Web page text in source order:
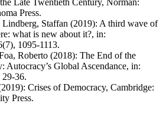
Press.
Staffan (2019): A third wave of
what is new about it?, in:
1095-1113.
Roberto (2018): The End of the
Autocracy’s Global Ascendance, in:
36.
Crises of Democracy, Cambridge:
Press.